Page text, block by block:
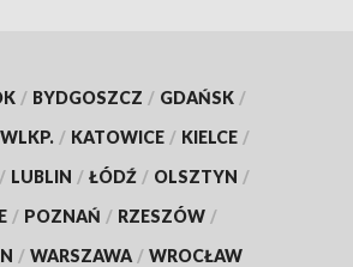
/ BYDGOSZCZ / GDAŃSK /
/ KATOWICE / KIELCE /
/ LUBLIN / ŁÓDŹ / OLSZTYN /
/ POZNAŃ / RZESZÓW /
/ WARSZAWA / WROCŁAW